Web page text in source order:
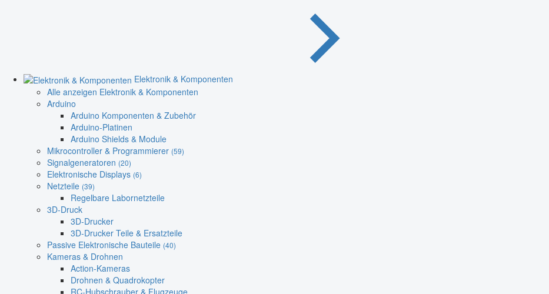
Elektronik & Komponenten
Alle anzeigen Elektronik & Komponenten
Arduino
Arduino Komponenten & Zubehör
Arduino-Platinen
Arduino Shields & Module
Mikrocontroller & Programmierer (59)
Signalgeneratoren (20)
Elektronische Displays (6)
Netzteile (39)
Regelbare Labornetzteile
3D-Druck
3D-Drucker
3D-Drucker Teile & Ersatzteile
Passive Elektronische Bauteile (40)
Kameras & Drohnen
Action-Kameras
Drohnen & Quadrokopter